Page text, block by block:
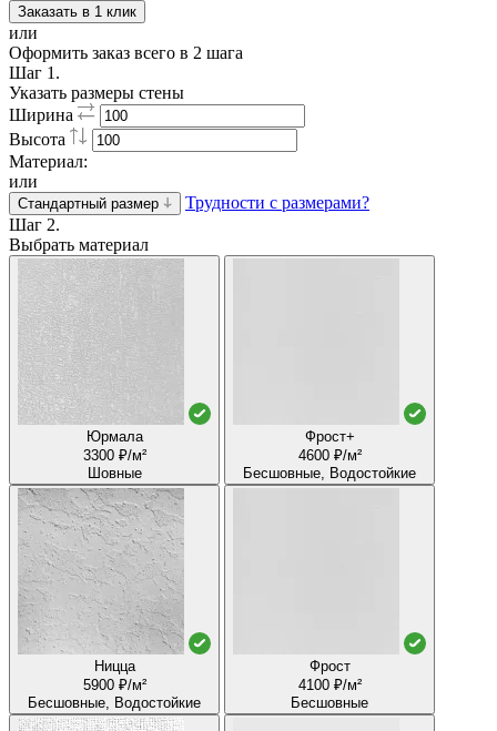
Заказать в 1 клик
или
Оформить заказ всего в 2 шага
Шаг 1.
Указать размеры стены
Ширина
Высота
Материал:
или
Стандартный размер
Трудности с размерами?
Шаг 2.
Выбрать материал
Юрмала
3300 ₽/м²
Шовные
Фрост+
4600 ₽/м²
Бесшовные, Водостойкие
Ницца
5900 ₽/м²
Бесшовные, Водостойкие
Фрост
4100 ₽/м²
Бесшовные